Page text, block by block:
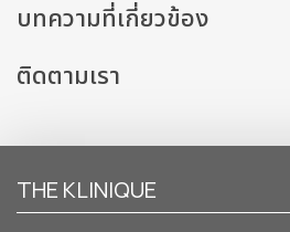
บทความที่เกี่ยวข้อง
ติดตามเรา
THE KLINIQUE